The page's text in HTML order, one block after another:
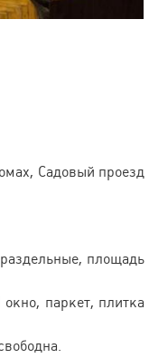
Садовый проезд
площадь
паркет, плитка